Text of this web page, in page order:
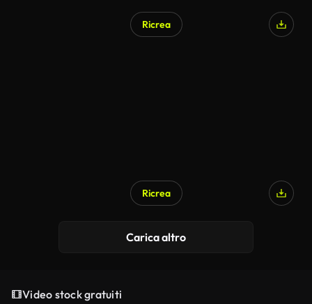
Ricrea
Ricrea
Carica altro
Video stock gratuiti